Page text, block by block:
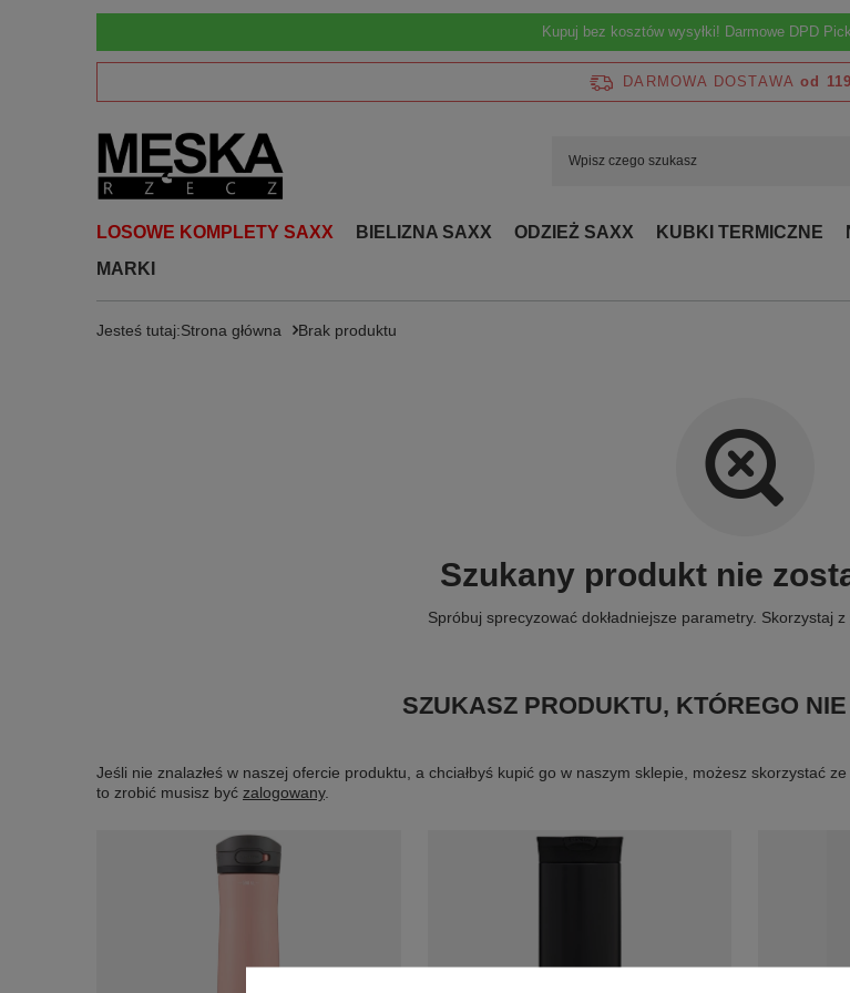
Kupuj bez kosztów wysyłki! Darmowe DPD
DARMOWA DOSTAWA od
LOSOWE KOMPLETY SAXX BIELIZNA SAXX ODZIEŻ SAXX KUBKI TERMICZNE
MARKI
Jesteś tutaj:Strona główna Brak produktu
Szukany produkt nie
Spróbuj sprecyzować dokładniejsze parametry. Skorzystaj z
SZUKASZ PRODUKTU, KTÓREGO
Jeśli nie znalazłeś w naszej ofercie produktu, a chciałbyś kupić go w naszym sklepie, możesz skorzystać
to zrobić musisz być zalogowany.